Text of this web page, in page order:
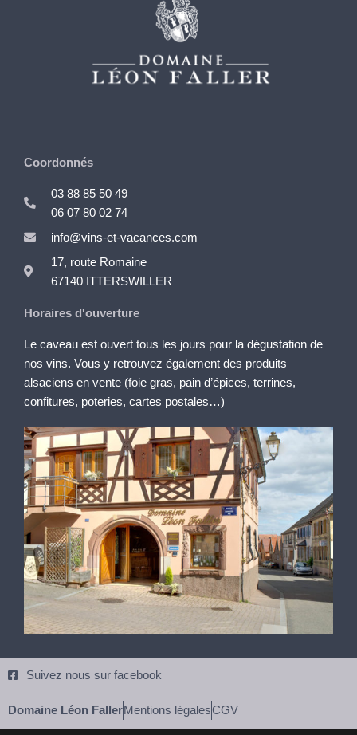
Coordonnés
03 88 85 50 49
06 07 80 02 74
info@vins-et-vacances.com
17, route Romaine
67140 ITTERSWILLER
Horaires d'ouverture
Le caveau est ouvert tous les jours pour la dégustation de
nos vins. Vous y retrouvez également des produits
alsaciens en vente (foie gras, pain d’épices, terrines,
confitures, poteries, cartes postales…)
Suivez nous sur facebook
Domaine Léon FallerMentions légalesCGV